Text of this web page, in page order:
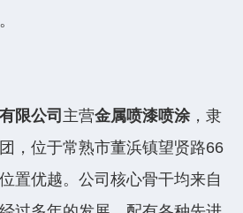
限公司 主营金属喷漆喷涂，隶
，位于常熟市董浜镇望贤路66
置优越。公司核心骨干均来自